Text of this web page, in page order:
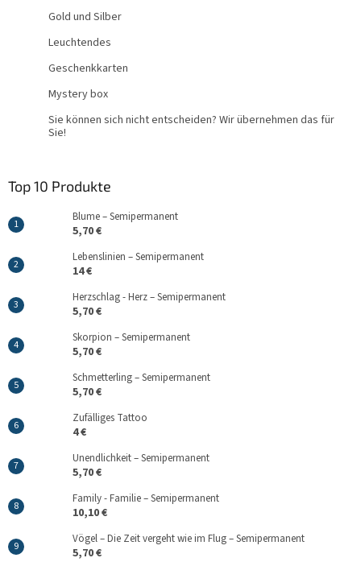
Gold und Silber
Leuchtendes
Geschenkkarten
Mystery box
Sie können sich nicht entscheiden? Wir übernehmen das für
Sie!
Top 10 Produkte
Blume – Semipermanent
5,70 €
Lebenslinien – Semipermanent
14 €
Herzschlag - Herz – Semipermanent
5,70 €
Skorpion – Semipermanent
5,70 €
Schmetterling – Semipermanent
5,70 €
Zufälliges Tattoo
4 €
Unendlichkeit – Semipermanent
5,70 €
Family - Familie – Semipermanent
10,10 €
Vögel – Die Zeit vergeht wie im Flug – Semipermanent
5,70 €